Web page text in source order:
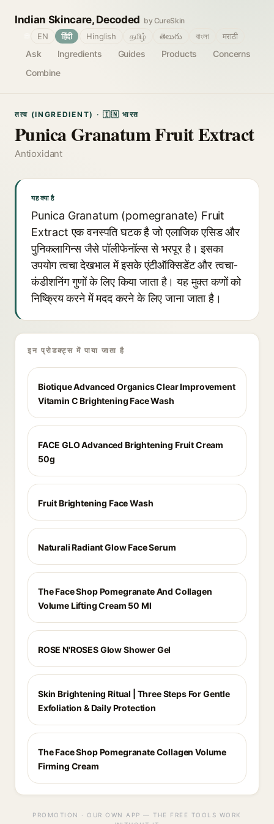
Indian Skincare, Decoded by CureSkin
Ask Ingredients Guides Products
Concerns
Combine
EN हिंदी Hinglish தமிழ் తెలుగు বাংলা मराठी
तत्व (INGREDIENT) · 🇮🇳 भारत
Punica Granatum Fruit Extract
Antioxidant
यह क्या है
Punica Granatum (pomegranate) Fruit
Extract एक वनस्पति घटक है जो एलाजिक एसिड और
पुनिकलागिन्स जैसे पॉलीफेनॉल्स से भरपूर है। इसका
उपयोग त्वचा देखभाल में इसके एंटीऑक्सिडेंट और त्वचा-
कंडीशनिंग गुणों के लिए किया जाता है। यह मुक्त कणों को
निष्क्रिय करने में मदद करने के लिए जाना जाता है।
इन प्रोडक्ट्स में पाया जाता है
Biotique Advanced Organics Clear Improvement
Vitamin C Brightening Face Wash
FACE GLO Advanced Brightening Fruit Cream
50g
Fruit Brightening Face Wash
Naturali Radiant Glow Face Serum
The Face Shop Pomegranate And Collagen
Volume Lifting Cream 50 Ml
ROSE N'ROSES Glow Shower Gel
Skin Brightening Ritual | Three Steps For Gentle
Exfoliation & Daily Protection
The Face Shop Pomegranate Collagen Volume
Firming Cream
PROMOTION · OUR OWN APP — THE FREE TOOLS WORK